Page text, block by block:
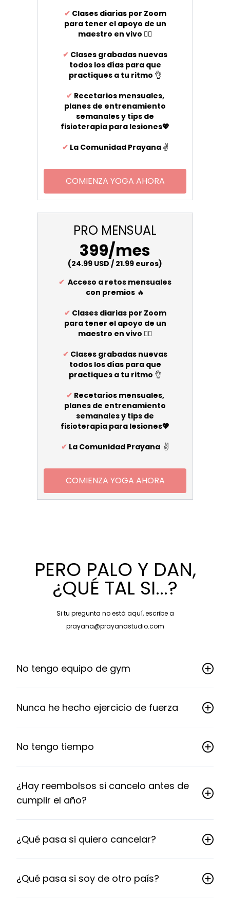
✔ Clases diarias por Zoom
para tener el apoyo de un
maestro en vivo 🧘‍♀️
✔ Clases grabadas nuevas
todos los días para que
practiques a tu ritmo 👌
✔ Recetarios mensuales,
planes de entrenamiento
semanales y tips de
fisioterapia para lesiones💖
✔ La Comunidad Prayana ✌️
COMIENZA YOGA AHORA
PRO MENSUAL
399/mes
(24.99 USD / 21.99 euros)
✔ Acceso a retos mensuales
con premios 🔥
✔ Clases diarias por Zoom
para tener el apoyo de un
maestro en vivo 🧘‍♀️
✔ Clases grabadas nuevas
todos los días para que
practiques a tu ritmo 👌
✔ Recetarios mensuales,
planes de entrenamiento
semanales y tips de
fisioterapia para lesiones💖
✔ La Comunidad Prayana ✌️
COMIENZA YOGA AHORA
PERO PALO Y DAN,
¿QUÉ TAL SI...?
Si tu pregunta no está aquí, escribe a
prayana@prayanastudio.com
No tengo equipo de gym
Nunca he hecho ejercicio de fuerza
No tengo tiempo
¿Hay reembolsos si cancelo antes de
cumplir el año?
¿Qué pasa si quiero cancelar?
¿Qué pasa si soy de otro país?